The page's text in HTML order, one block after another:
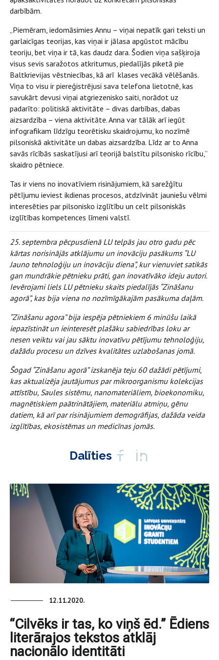
darbībām.
„Piemēram, iedomāsimies Annu – viņai nepatīk gari teksti un
garlaicīgas teorijas, kas viņai ir jālasa apgūstot mācību
teoriju, bet viņa ir tā, kas daudz dara. Šodien viņa sašķiroja
visus sevis saražotos atkritumus, piedalījās piketā pie
Baltkrievijas vēstniecības, kā arī klases vecākā vēlēšanās.
Viņa to visu ir piereģistrējusi sava telefona lietotnē, kas
savukārt devusi viņai atgriezenisko saiti, norādot uz
padarīto: politiskā aktivitāte – divas darbības, dabas
aizsardzība – viena aktivitāte. Anna var tālāk arī iegūt
infografikam līdzīgu teorētisku skaidrojumu, ko nozīmē
pilsoniskā aktivitāte un dabas aizsardzība. Līdz ar to Anna
savās rīcībās saskatījusi arī teorijā balstītu pilsonisko rīcību,”
skaidro pētniece.
Tas ir viens no inovatīviem risinājumiem, kā sarežģītu
pētījumu ieviest ikdienas procesos, atdzīvināt jauniešu vēlmi
interesēties par pilsonisko izglītību un celt pilsoniskās
izglītības kompetences līmeni valstī.
25. septembra pēcpusdienā LU telpās jau otro gadu pēc
kārtas norisinājās atklājumu un inovāciju pasākums “LU
Jauno tehnoloģiju un inovāciju diena”, kur vienuviet satikās
gan mundrākie pētnieku prāti, gan inovatīvāko ideju autori.
Ievērojami liels LU pētnieku skaits piedalījās “Zināšanu
agorā”, kas bija viena no nozīmīgākajām pasākuma daļām.
“Zināšanu agora” bija iespēja pētniekiem 6 minūšu laikā
iepazīstināt un ieinteresēt plašāku sabiedrības loku ar
nesen veiktu vai jau sāktu inovatīvu pētījumu tehnoloģiju,
dažādu procesu un dzīves kvalitātes uzlabošanas jomā.
Šogad “Zināšanu agorā” izskanēja teju 60 dažādi pētījumi,
kas aktualizēja jautājumus par mikroorganismu kolekcijas
attīstību, Saules sistēmu, nanomateriāliem, bioekonomiku,
magnētiskiem paātrinātājiem, materiālu atmiņu, gēnu
datiem, kā arī par risinājumiem demogrāfijas, dažāda veida
izglītības, ekosistēmas un medicīnas jomās.
Dalīties
12.11.2020.
“Cilvēks ir tas, ko viņš ēd.” Ēdiens
literārajos tekstos atklāj
nacionālo identitāti